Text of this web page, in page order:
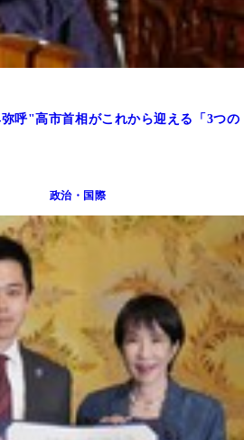
呼"高市首相がこれから迎える「3つの
政治・国際